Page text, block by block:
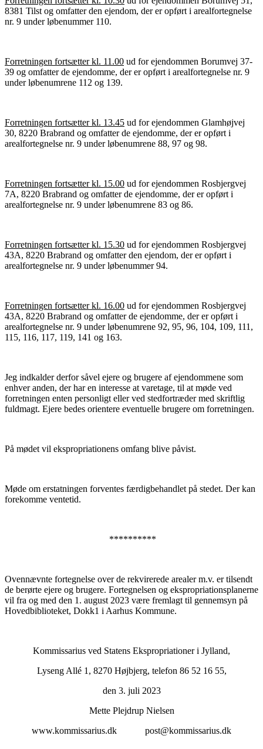
8381 Tilst og omfatter den ejendom, der er opført i arealfortegnelse
nr. 9 under løbenummer 110.
Forretningen fortsætter kl. 11.00 ud for ejendommen Borumvej 37-
39 og omfatter de ejendomme, der er opført i arealfortegnelse nr. 9
under løbenumrene 112 og 139.
Forretningen fortsætter kl. 13.45 ud for ejendommen Glamhøjvej
30, 8220 Brabrand og omfatter de ejendomme, der er opført i
arealfortegnelse nr. 9 under løbenumrene 88, 97 og 98.
Forretningen fortsætter kl. 15.00 ud for ejendommen Rosbjergvej
7A, 8220 Brabrand og omfatter de ejendomme, der er opført i
arealfortegnelse nr. 9 under løbenumrene 83 og 86.
Forretningen fortsætter kl. 15.30 ud for ejendommen Rosbjergvej
43A, 8220 Brabrand og omfatter den ejendom, der er opført i
arealfortegnelse nr. 9 under løbenummer 94.
Forretningen fortsætter kl. 16.00 ud for ejendommen Rosbjergvej
43A, 8220 Brabrand og omfatter de ejendomme, der er opført i
arealfortegnelse nr. 9 under løbenumrene 92, 95, 96, 104, 109, 111,
115, 116, 117, 119, 141 og 163.
Jeg indkalder derfor såvel ejere og brugere af ejendommene som
enhver anden, der har en interesse at varetage, til at møde ved
forretningen enten personligt eller ved stedfortræder med skriftlig
fuldmagt. Ejere bedes orientere eventuelle brugere om forretningen.
På mødet vil ekspropriationens omfang blive påvist.
Møde om erstatningen forventes færdigbehandlet på stedet. Der kan
forekomme ventetid.
**********
Ovennævnte fortegnelse over de rekvirerede arealer m.v. er tilsendt
de berørte ejere og brugere. Fortegnelsen og ekspropriationsplanerne
vil fra og med den 1. august 2023 være fremlagt til gennemsyn på
Hovedbiblioteket, Dokk1 i Aarhus Kommune.
Kommissarius ved Statens Ekspropriationer i Jylland,
Lyseng Allé 1, 8270 Højbjerg, telefon 86 52 16 55,
den 3. juli 2023
Mette Plejdrup Nielsen
www.kommissarius.dk post@kommissarius.dk